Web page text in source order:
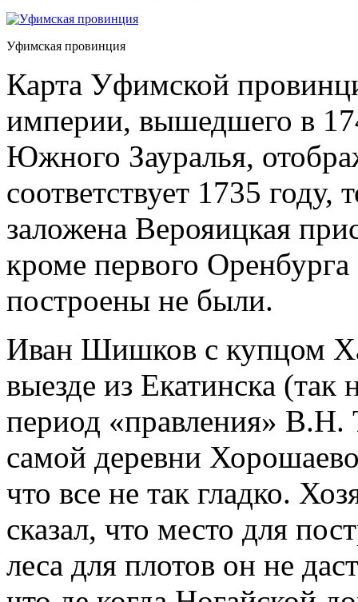
Уфимская провинция
Карта Уфимской
империи, вышедшего в
Южного Зауралья,
соответствует 1735 году,
заложена Верояицкая
кроме первого
построены не были.
Иван Шишков с купцом
выезде из Екатинска (так
период «правления» В.Н.
самой деревни
что все не так гладко.
сказал, что место для
леса для плотов он не